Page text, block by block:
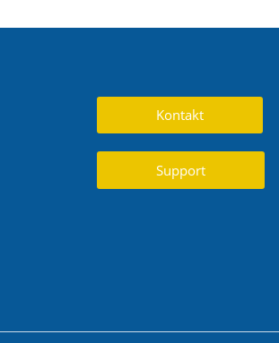
Kontakt
Support